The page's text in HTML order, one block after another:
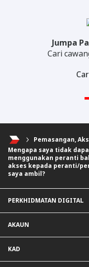
Jumpa
Cari
Pemasangan,
Mengapa saya tidak
menggunakan peranti
akses kepada peranti/
saya ambil?
PERKHIDMATAN DIGITAL
CIMB Clicks
DuitNow QR
Diperibadikan Untuk Anda
Penjejak Karbon
AKAUN
Akaun Semasa
Simpanan Tetap
KAD